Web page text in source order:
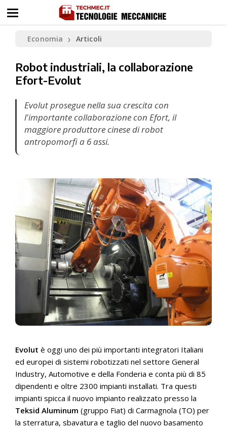
Economia ❯ Articoli
Robot industriali, la collaborazione
Efort-Evolut
Evolut prosegue nella sua crescita con
l'importante collaborazione con Efort, il
maggiore produttore cinese di robot
antropomorfi a 6 assi.
Evolut è oggi uno dei più importanti integratori Italiani
ed europei di sistemi robotizzati nel settore General
Industry, Automotive e della Fonderia e conta più di 85
dipendenti e oltre 2300 impianti installati. Tra questi
impianti spicca il nuovo impianto realizzato presso la
Teksid Aluminum (gruppo Fiat) di Carmagnola (TO) per
la sterratura, sbavatura e taglio del nuovo basamento